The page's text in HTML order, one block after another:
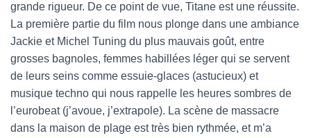
grande rigueur. De ce point de vue, Titane est une réussite.
La première partie du film nous plonge dans une ambiance
Jackie et Michel Tuning du plus mauvais goût, entre
grosses bagnoles, femmes habillées léger qui se servent
de leurs seins comme essuie-glaces (astucieux) et
musique techno qui nous rappelle les heures sombres de
l’eurobeat (j’avoue, j’extrapole). La scène de massacre
dans la maison de plage est très bien rythmée, et m’a